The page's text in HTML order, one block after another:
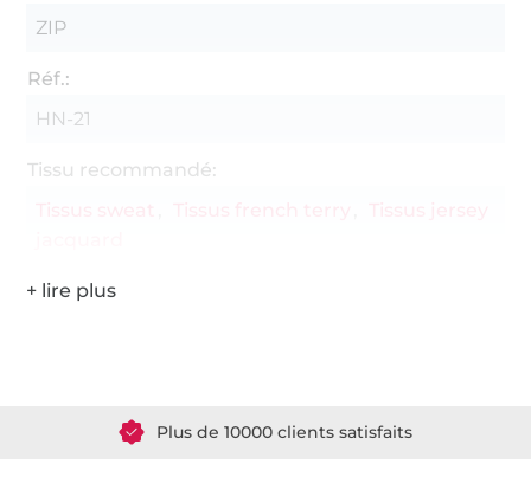
ZIP
Réf.:
HN-21
Tissu recommandé:
Plus de 10000 clients satisfaits